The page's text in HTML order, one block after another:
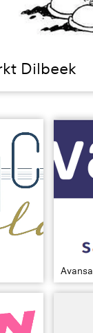
Dilbeek
Avansa